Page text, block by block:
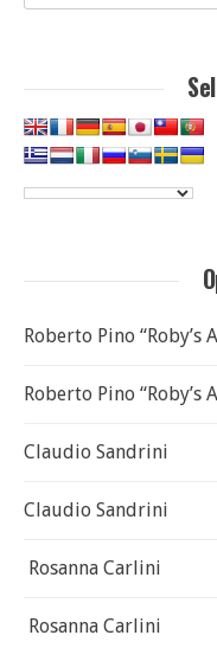
per:
Roberto Pino “Roby’s
Roberto Pino “Roby’s
Claudio Sandrini
Claudio Sandrini
Rosanna Carlini
Rosanna Carlini